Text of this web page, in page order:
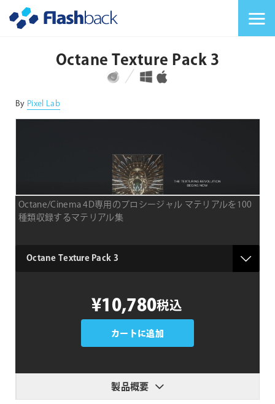
Octane Texture Pack 3
対応プラットフォーム 対応OS
By Pixel Lab
Octane/Cinema 4D専用のプロシージャル マテリアルを100
種類収録するマテリアル集
type
¥10,780税込
カートに追加
製品概要